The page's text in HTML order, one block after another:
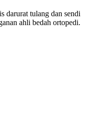
darurat tulang dan sendi
ahli bedah ortopedi.